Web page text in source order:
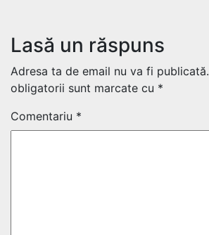
Lasă un răspuns
Adresa ta de email nu va fi publicată.
obligatorii sunt marcate cu *
Comentariu *